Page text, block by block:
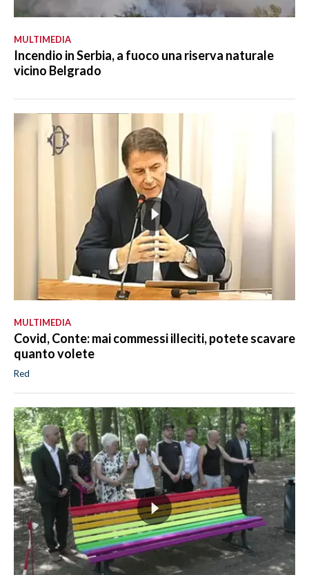
MULTIMEDIA
Incendio in Serbia, a fuoco una riserva naturale
vicino Belgrado
MULTIMEDIA
Covid, Conte: mai commessi illeciti, potete scavare
quanto volete
Red